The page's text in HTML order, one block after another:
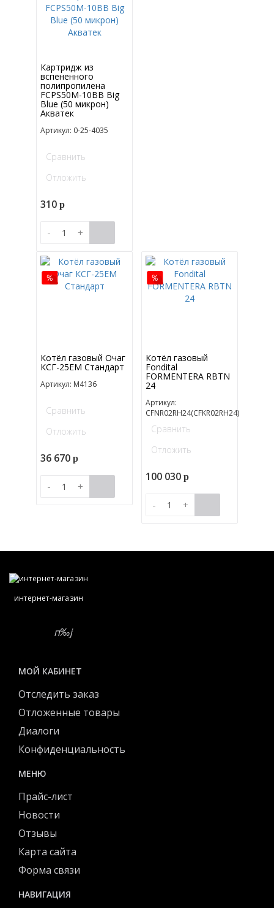
Картридж из
вспененного
полипропилена
FCPS50M-10BB Big
Blue (50 микрон)
Акватек
Артикул: 0-25-4035
Сравнить
Отложить
310p
- +
Котёл газовый Очаг
КСГ-25ЕМ Стандарт
Артикул: M4136
Сравнить
Отложить
36 670p
- +
Котёл газовый
Fondital
FORMENTERA RBTN
24
Артикул:
CFNR02RH24(CFKR02RH24)
Сравнить
Отложить
100 030p
- +
интернет-магазин
МОЙ КАБИНЕТ
Отследить заказ
Отложенные товары
Диалоги
Конфиденциальность
МЕНЮ
Прайс-лист
Новости
Отзывы
Карта сайта
Форма связи
НАВИГАЦИЯ